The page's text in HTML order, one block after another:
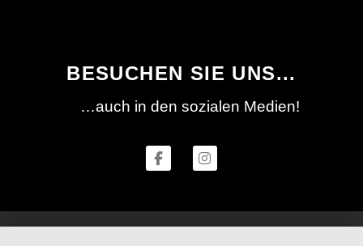
BESUCHEN SIE UNS...
…auch in den sozialen Medien!